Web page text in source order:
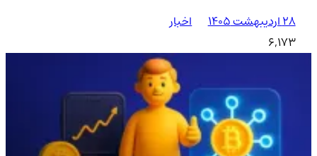
۲۸ اردیبهشت ۱۴۰۵
اخبار
6,173